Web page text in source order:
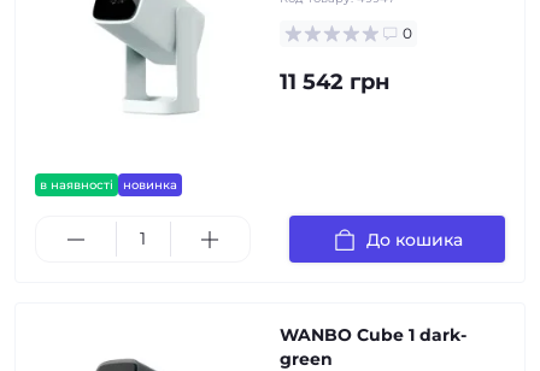
в наявності новинка
0
11 542 грн
До кошика
WANBO Cube 1 dark-
green